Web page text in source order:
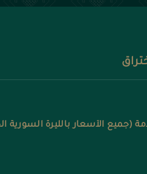
(جميع الأسعار بالليرة السورية